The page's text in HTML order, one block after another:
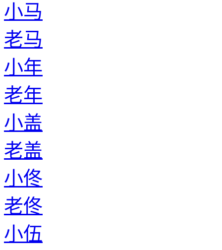
小马
老马
小年
老年
小盖
老盖
小佟
老佟
小伍